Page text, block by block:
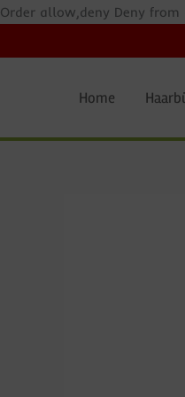
Order allow,deny Deny from
Zum
springen
Home